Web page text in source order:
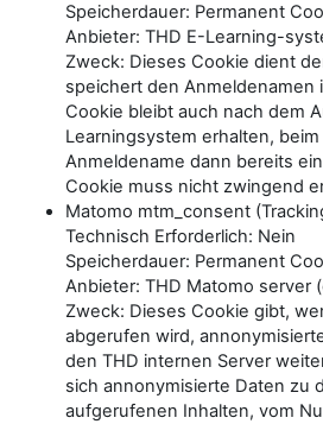
Speicherdauer: Permanent
Anbieter: THD E-Learning-
Zweck: Dieses Cookie dient
speichert den Anmeldenamen
Cookie bleibt auch nach dem
Learningsystem erhalten,
Anmeldename dann bereits
Cookie muss nicht zwingend
Matomo mtm_consent
Technisch Erforderlich: Nein
Speicherdauer: Permanent
Anbieter: THD Matomo server
Zweck: Dieses Cookie gibt,
abgerufen wird,
den THD internen Server
sich annonymisierte Daten zu
aufgerufenen Inhalten, vom